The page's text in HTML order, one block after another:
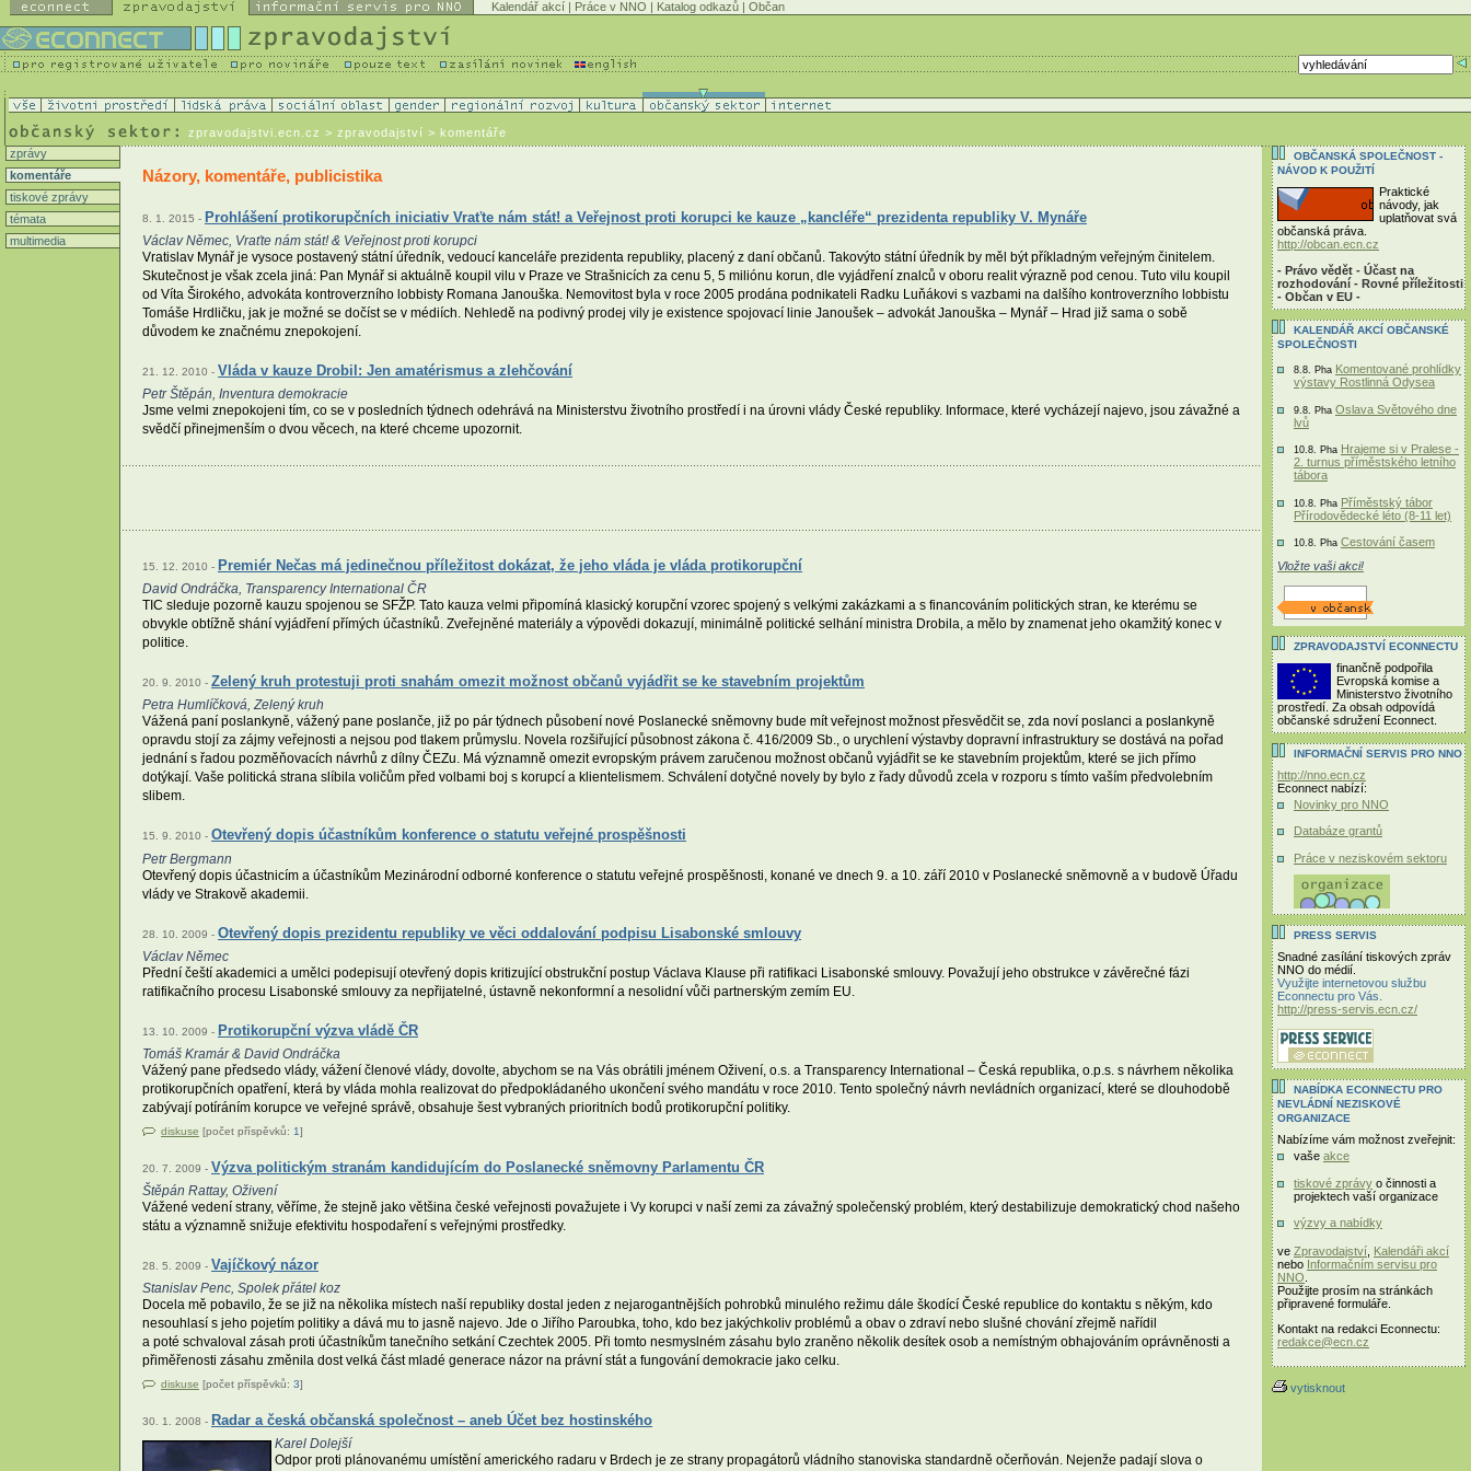
Kalendář akcí | Práce v NNO | Katalog odkazů | Občan
zpravodajstvi.ecn.cz > zpravodajství > komentáře
zprávy
komentáře
tiskové zprávy
témata
multimedia
Názory, komentáře, publicistika
8. 1. 2015 - Prohlášení protikorupčních iniciativ Vraťte nám stát! a Veřejnost proti korupci ke kauze „kancléře“ prezidenta republiky V. Mynáře
Václav Němec, Vraťte nám stát! & Veřejnost proti korupci
Vratislav Mynář je vysoce postavený státní úředník, vedoucí kanceláře prezidenta republiky, placený z daní občanů. Takovýto státní úředník by měl být příkladným veřejným činitelem.
Skutečnost je však zcela jiná: Pan Mynář si aktuálně koupil vilu v Praze ve Strašnicích za cenu 5, 5 miliónu korun, dle vyjádření znalců v oboru realit výrazně pod cenou. Tuto vilu koupil
od Víta Širokého, advokáta kontroverzního lobbisty Romana Janouška. Nemovitost byla v roce 2005 prodána podnikateli Radku Luňákovi s vazbami na dalšího kontroverzního lobbistu
Tomáše Hrdličku, jak je možné se dočíst se v médiích. Nehledě na podivný prodej vily je existence spojovací linie Janoušek – advokát Janouška – Mynář – Hrad již sama o sobě
důvodem ke značnému znepokojení.
21. 12. 2010 - Vláda v kauze Drobil: Jen amatérismus a zlehčování
Petr Štěpán, Inventura demokracie
Jsme velmi znepokojeni tím, co se v posledních týdnech odehrává na Ministerstvu životního prostředí i na úrovni vlády České republiky. Informace, které vycházejí najevo, jsou závažné a
svědčí přinejmenším o dvou věcech, na které chceme upozornit.
15. 12. 2010 - Premiér Nečas má jedinečnou příležitost dokázat, že jeho vláda je vláda protikorupční
David Ondráčka, Transparency International ČR
TIC sleduje pozorně kauzu spojenou se SFŽP. Tato kauza velmi připomíná klasický korupční vzorec spojený s velkými zakázkami a s financováním politických stran, ke kterému se
obvykle obtížně shání vyjádření přímých účastníků. Zveřejněné materiály a výpovědi dokazují, minimálně politické selhání ministra Drobila, a mělo by znamenat jeho okamžitý konec v
politice.
20. 9. 2010 - Zelený kruh protestuji proti snahám omezit možnost občanů vyjádřit se ke stavebním projektům
Petra Humlíčková, Zelený kruh
Vážená paní poslankyně, vážený pane poslanče, již po pár týdnech působení nové Poslanecké sněmovny bude mít veřejnost možnost přesvědčit se, zda noví poslanci a poslankyně
opravdu stojí za zájmy veřejnosti a nejsou pod tlakem průmyslu. Novela rozšiřující působnost zákona č. 416/2009 Sb., o urychlení výstavby dopravní infrastruktury se dostává na pořad
jednání s řadou pozměňovacích návrhů z dílny ČEZu. Má významně omezit evropským právem zaručenou možnost občanů vyjádřit se ke stavebním projektům, které se jich přímo
dotýkají. Vaše politická strana slíbila voličům před volbami boj s korupcí a klientelismem. Schválení dotyčné novely by bylo z řady důvodů zcela v rozporu s tímto vaším předvolebním
slibem.
15. 9. 2010 - Otevřený dopis účastníkům konference o statutu veřejné prospěšnosti
Petr Bergmann
Otevřený dopis účastnicím a účastníkům Mezinárodní odborné konference o statutu veřejné prospěšnosti, konané ve dnech 9. a 10. září 2010 v Poslanecké sněmovně a v budově Úřadu
vlády ve Strakově akademii.
28. 10. 2009 - Otevřený dopis prezidentu republiky ve věci oddalování podpisu Lisabonské smlouvy
Václav Němec
Přední čeští akademici a umělci podepisují otevřený dopis kritizující obstrukční postup Václava Klause při ratifikaci Lisabonské smlouvy. Považují jeho obstrukce v závěrečné fázi
ratifikačního procesu Lisabonské smlouvy za nepřijatelné, ústavně nekonformní a nesolidní vůči partnerským zemím EU.
13. 10. 2009 - Protikorupční výzva vládě ČR
Tomáš Kramár & David Ondráčka
Vážený pane předsedo vlády, vážení členové vlády, dovolte, abychom se na Vás obrátili jménem Oživení, o.s. a Transparency International – Česká republika, o.p.s. s návrhem několika
protikorupčních opatření, která by vláda mohla realizovat do předpokládaného ukončení svého mandátu v roce 2010. Tento společný návrh nevládních organizací, které se dlouhodobě
zabývají potíráním korupce ve veřejné správě, obsahuje šest vybraných prioritních bodů protikorupční politiky.
diskuse [počet příspěvků: 1]
20. 7. 2009 - Výzva politickým stranám kandidujícím do Poslanecké sněmovny Parlamentu ČR
Štěpán Rattay, Oživení
Vážené vedení strany, věříme, že stejně jako většina české veřejnosti považujete i Vy korupci v naší zemi za závažný společenský problém, který destabilizuje demokratický chod našeho
státu a významně snižuje efektivitu hospodaření s veřejnými prostředky.
28. 5. 2009 - Vajíčkový názor
Stanislav Penc, Spolek přátel koz
Docela mě pobavilo, že se již na několika místech naší republiky dostal jeden z nejarogantnějších pohrobků minulého režimu dále škodící České republice do kontaktu s někým, kdo
nesouhlasí s jeho pojetím politiky a dává mu to jasně najevo. Jde o Jiřího Paroubka, toho, kdo bez jakýchkoliv problémů a obav o zdraví nebo slušné chování zřejmě nařídil
a poté schvaloval zásah proti účastníkům tanečního setkání Czechtek 2005. Při tomto nesmyslném zásahu bylo zraněno několik desítek osob a nemístným obhajováním oprávněnosti a
přiměřenosti zásahu změnila dost velká část mladé generace názor na právní stát a fungování demokracie jako celku.
diskuse [počet příspěvků: 3]
30. 1. 2008 - Radar a česká občanská společnost – aneb Účet bez hostinského
Karel Dolejší
Odpor proti plánovanému umístění amerického radaru v Brdech je ze strany propagátorů vládního stanoviska standardně očerňován. Nejenže padají slova o
OBČANSKÁ SPOLEČNOST -
NÁVOD K POUŽITÍ
Praktické
návody, jak
uplatňovat svá
občanská práva.
http://obcan.ecn.cz
- Právo vědět - Účast na
rozhodování - Rovné příležitosti
- Občan v EU -
KALENDÁŘ AKCÍ OBČANSKÉ
SPOLEČNOSTI
8.8. Pha Komentované prohlídky
výstavy Rostlinná Odysea
9.8. Pha Oslava Světového dne
lvů
10.8. Pha Hrajeme si v Pralese -
2. turnus příměstského letního
tábora
10.8. Pha Příměstský tábor
Přírodovědecké léto (8-11 let)
10.8. Pha Cestování časem
Vložte vaši akci!
ZPRAVODAJSTVÍ ECONNECTU
finančně podpořila
Evropská komise a
Ministerstvo životního
prostředí. Za obsah odpovídá
občanské sdružení Econnect.
INFORMAČNÍ SERVIS PRO NNO
http://nno.ecn.cz
Econnect nabízí:
Novinky pro NNO
Databáze grantů
Práce v neziskovém sektoru
PRESS SERVIS
Snadné zasílání tiskových zpráv
NNO do médií.
Využijte internetovou službu
Econnectu pro Vás.
http://press-servis.ecn.cz/
NABÍDKA ECONNECTU PRO
NEVLÁDNÍ NEZISKOVÉ
ORGANIZACE
Nabízíme vám možnost zveřejnit:
vaše akce
tiskové zprávy o činnosti a
projektech vaší organizace
výzvy a nabídky
ve Zpravodajství
Kalendáři akcí
nebo Informačním servisu pro
NNO
Použijte prosím na stránkách
připravené formuláře.
Kontakt na redakci Econnectu:
redakce@ecn.cz
vytisknout